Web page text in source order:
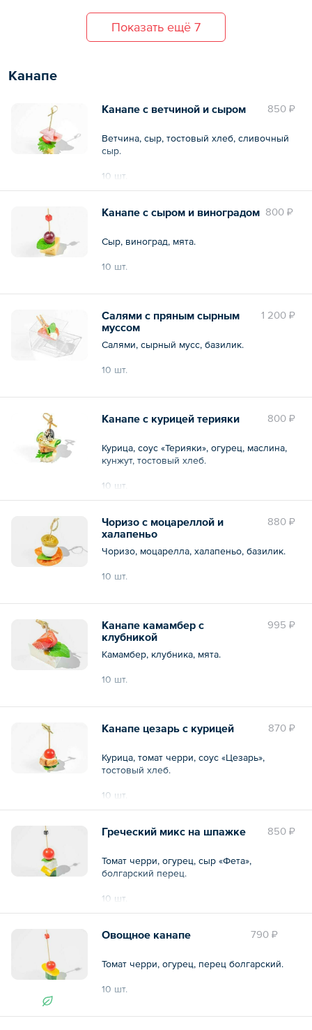
Показать ещё 7
Канапе
850 ₽
Канапе с ветчиной и сыром
Ветчина, сыр, тостовый хлеб, сливочный
сыр.
10 шт.
800 ₽
Канапе с сыром и виноградом
Сыр, виноград, мята.
10 шт.
Общий вес – 180 г
1 200 ₽
Салями с пряным сырным
муссом
Салями, сырный мусс, базилик.
10 шт.
Общий вес – 180 г
800 ₽
Канапе с курицей терияки
Курица, соус «Терияки», огурец, маслина,
кунжут, тостовый хлеб.
10 шт.
880 ₽
Чоризо с моцареллой и
халапеньо
Чоризо, моцарелла, халапеньо, базилик.
10 шт.
Общий вес – 150 г
995 ₽
Канапе камамбер с
клубникой
Камамбер, клубника, мята.
10 шт.
Общий вес – 180 г
870 ₽
Канапе цезарь с курицей
Курица, томат черри, соус «Цезарь»,
тостовый хлеб.
10 шт.
850 ₽
Греческий микс на шпажке
Томат черри, огурец, сыр «Фета»,
болгарский перец.
10 шт.
790 ₽
Овощное канапе
Томат черри, огурец, перец болгарский.
10 шт.
Общий вес – 180 г